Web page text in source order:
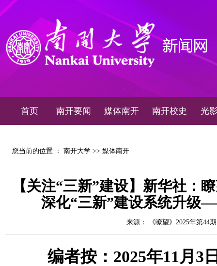
首页 南开要闻 媒体南开 南开校史 光
您当前的位置 ： 南开大学 >> 媒体南开
【关注“三新”建设】新华社：
深化“三新”建设系统升级
来源： 《瞭望》2025年第44期
编者按 ： 2025年11月3